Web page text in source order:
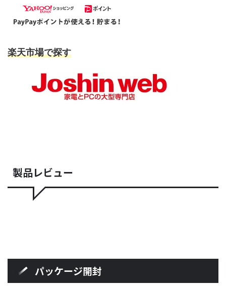
楽天市場で探す
製品レビュー
パッケージ開封